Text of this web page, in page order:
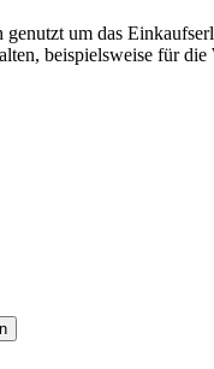
um das
beispielsweise für